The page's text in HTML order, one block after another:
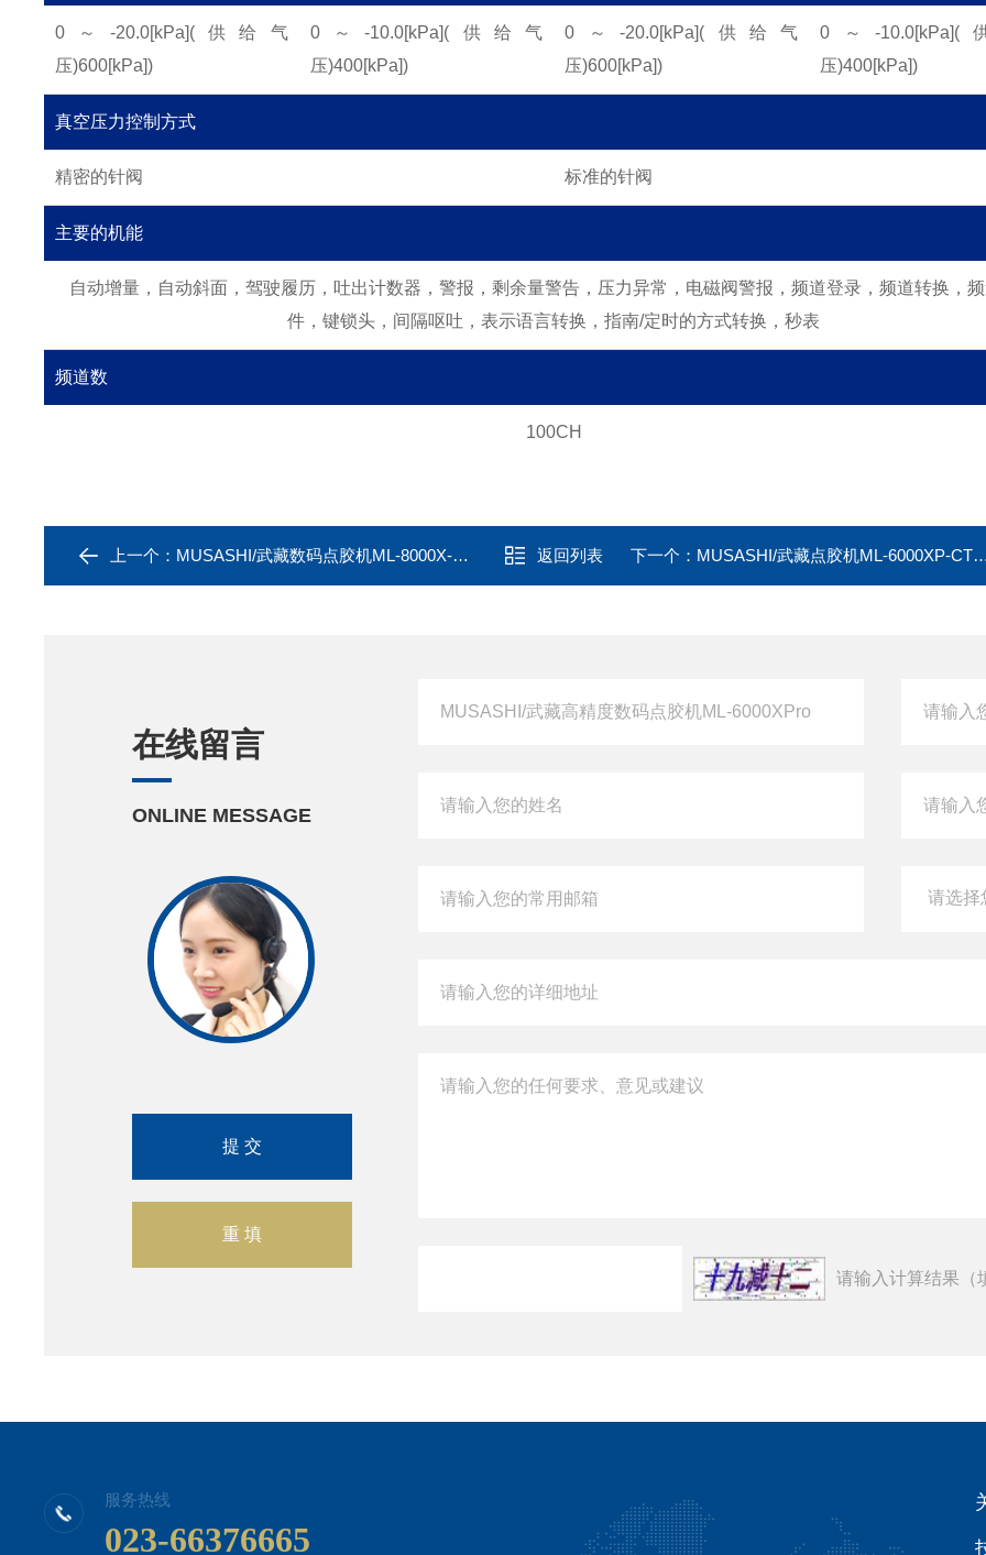
0～-20.0[kPa](供给气
压)600[kPa])
0～-10.0[kPa](供给气
压)400[kPa])
0～-20.0[kPa](供给气
压)600[kPa])
0～-10.0[kPa](
压)400[kPa])
真空压力控制方式
精密的针阀 标准的针阀
主要的机能
自动增量，自动斜面，驾驶履历，吐出计数器，警报，剩余量警告，压力异常，电磁阀警报，频道登录，频道转换，
件，键锁头，间隔呕吐，表示语言转换，指南/定时的方式转换，秒表
频道数
100CH
上一个： MUSASHI/武藏数码点胶机ML-8000X-CTR-V2-P 返回列表 下一个： MUSASHI/武藏点胶机ML-6000XP-CTR-V5-N-VHR
在线留言
ONLINE MESSAGE
请输入计算结果（
服务热线
023-66376665